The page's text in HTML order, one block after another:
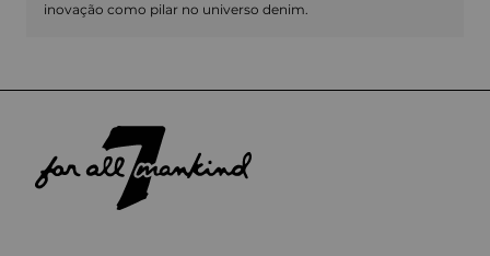
inovação como pilar no universo denim.